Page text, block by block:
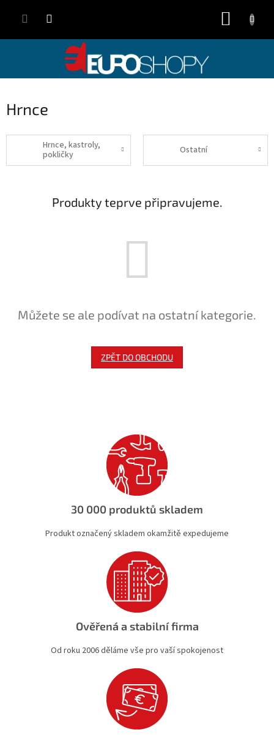
Hrnce
Hrnce, kastroly,
pokličky
Ostatní
Produkty teprve připravujeme.
Můžete se ale podívat na ostatní kategorie.
ZPĚT DO OBCHODU
30 000 produktů skladem
Produkt označený skladem okamžitě expedujeme
Ověřená a stabilní firma
Od roku 2006 děláme vše pro vaší spokojenost